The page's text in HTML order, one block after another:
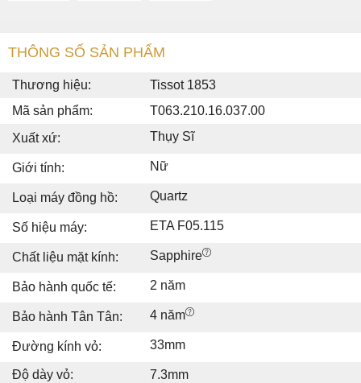
THÔNG SỐ SẢN PHẨM
Thương hiệu:
Tissot 1853
Mã sản phẩm:
T063.210.16.037.00
Xuất xứ:
Thụy Sĩ
Giới tính: Nữ
Loại máy đồng hồ: Quartz
Số hiệu máy: ETA F05.115
Chất liệu mặt kính: Sapphire
Bảo hành quốc tế: 2 năm
Bảo hành Tân Tân: 4 năm
Đường kính vỏ: 33mm
Độ dày vỏ:
7.3mm